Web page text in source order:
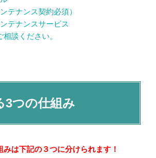
テナンス契約必須）
テナンスサービス
談ください。
3つの仕組み
は下記の３つに分けられます！